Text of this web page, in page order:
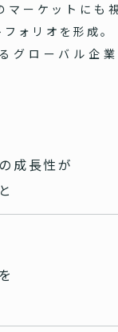
マーケットにも
ォリオを形成。
グローバル企
成長性が